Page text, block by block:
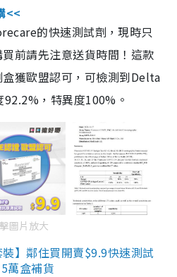
<<
的快速測試劑，現時只
前請先注意送貨時間！這款
獲歐盟認可，可檢測到Delta
，特異度100%。
圖片放大
】鄰住買開賣$9.9快速測試
萬盒補貨